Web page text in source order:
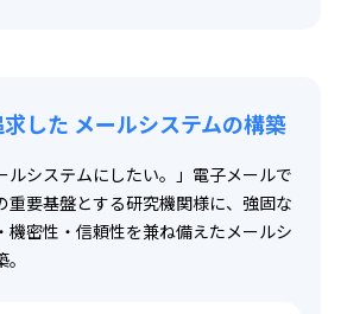
した メールシステムの構築
ルシステムにしたい。」電子メールで
重要基盤とする研究機関様に、強固な
機密性・信頼性を兼ね備えたメールシ